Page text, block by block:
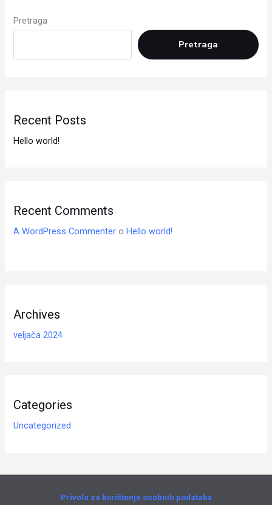
Pretraga
Pretraga
Recent Posts
Hello world!
Recent Comments
A WordPress Commenter oHello world!
Archives
veljača 2024
Categories
Uncategorized
Privola za korištenje osobnih podataka